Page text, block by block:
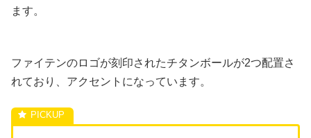
ます。
ファイテンのロゴが刻印されたチタンボールが2つ配置さ
れており、アクセントになっています。